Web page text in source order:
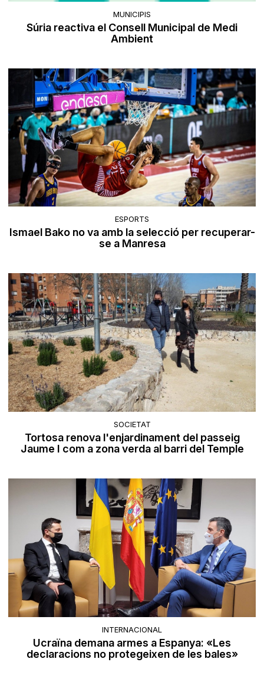
MUNICIPIS
Súria reactiva el Consell Municipal de Medi
Ambient
ESPORTS
Ismael Bako no va amb la selecció per recuperar-
se a Manresa
SOCIETAT
Tortosa renova l'enjardinament del passeig
Jaume I com a zona verda al barri del Temple
INTERNACIONAL
Ucraïna demana armes a Espanya: «Les
declaracions no protegeixen de les bales»